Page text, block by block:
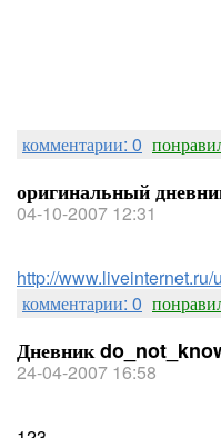
комментарии: 0
оригинальный
04-10-2007 12:31
http://
комментарии: 0
Дневник
24-04-2007 16:58